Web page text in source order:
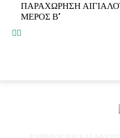
ΠΑΡΑΧΩΡΗΣΗ
ΜΕΡΟΣ Β’